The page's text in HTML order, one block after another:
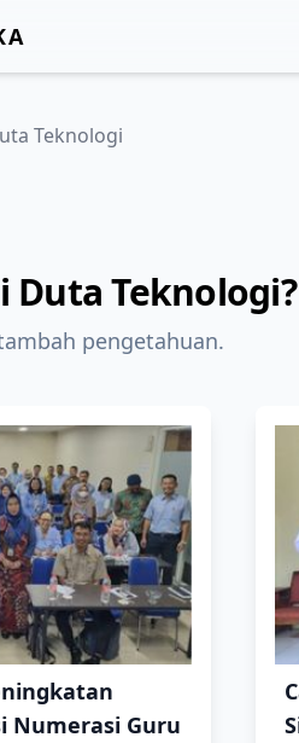
Teknologi
Duta Teknologi?
pengetahuan.
Numerasi Guru